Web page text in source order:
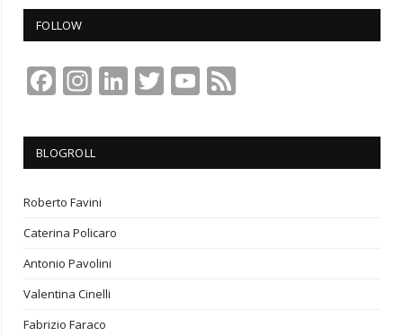
FOLLOW
Facebook
Instagram
LinkedIn
TwitterYouTube
Channel
BLOGROLL
Roberto Favini
Caterina Policaro
Antonio Pavolini
Valentina Cinelli
Fabrizio Faraco